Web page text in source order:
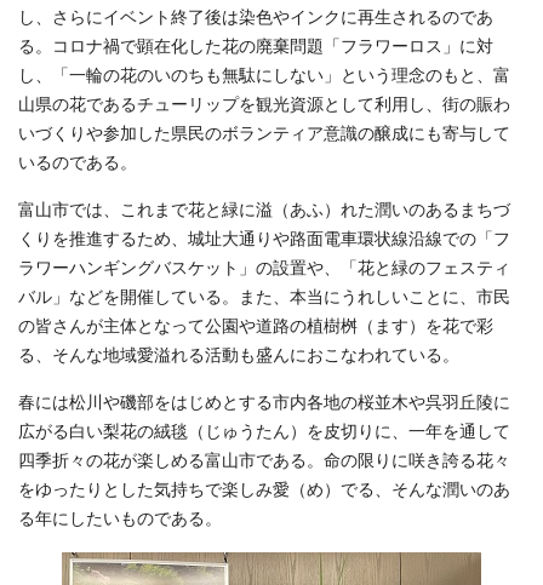
し、さらにイベント終了後は染色やインクに再生されるのであ
る。コロナ禍で顕在化した花の廃棄問題「フラワーロス」に対
し、「一輪の花のいのちも無駄にしない」という理念のもと、富
山県の花であるチューリップを観光資源として利用し、街の賑わ
いづくりや参加した県民のボランティア意識の醸成にも寄与して
いるのである。
富山市では、これまで花と緑に溢（あふ）れた潤いのあるまちづ
くりを推進するため、城址大通りや路面電車環状線沿線での「フ
ラワーハンギングバスケット」の設置や、「花と緑のフェスティ
バル」などを開催している。また、本当にうれしいことに、市民
の皆さんが主体となって公園や道路の植樹桝（ます）を花で彩
る、そんな地域愛溢れる活動も盛んにおこなわれている。
春には松川や磯部をはじめとする市内各地の桜並木や呉羽丘陵に
広がる白い梨花の絨毯（じゅうたん）を皮切りに、一年を通して
四季折々の花が楽しめる富山市である。命の限りに咲き誇る花々
をゆったりとした気持ちで楽しみ愛（め）でる、そんな潤いのあ
る年にしたいものである。